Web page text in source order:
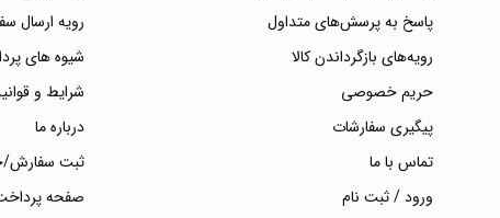
پاسخ به پرسش‌های متداول
رویه‌های بازگرداندن کالا
حریم خصوصی
پیگیری سفارشات
تماس با ما
ورود / ثبت نام
رویه ارسال
شیوه های
شرایط و
درباره ما
ثبت سفارش/
صفحه